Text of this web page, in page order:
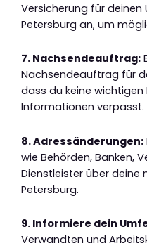
Versicherung für deinen
Petersburg an, um
7. Nachsendeauftrag:
Nachsendeauftrag für
dass du keine
Informationen verpasst.
8. Adressänderungen:
wie Behörden, Banken,
Dienstleister über deine
Petersburg.
9. Informiere dein
Verwandten und